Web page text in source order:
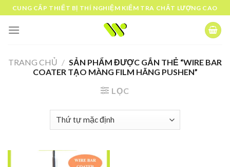
Skip
to
content
CUNG CẤP THIẾT BỊ THÍ NGHIỆM KIỂM TRA CHẤT LƯỢNG CAO
TRANG CHỦ / SẢN PHẨM ĐƯỢC GẮN THẺ “WIRE BAR
COATER TẠO MÀNG FILM HÃNG PUSHEN”
LỌC